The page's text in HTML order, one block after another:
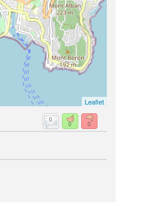
Leaflet
0
0
0